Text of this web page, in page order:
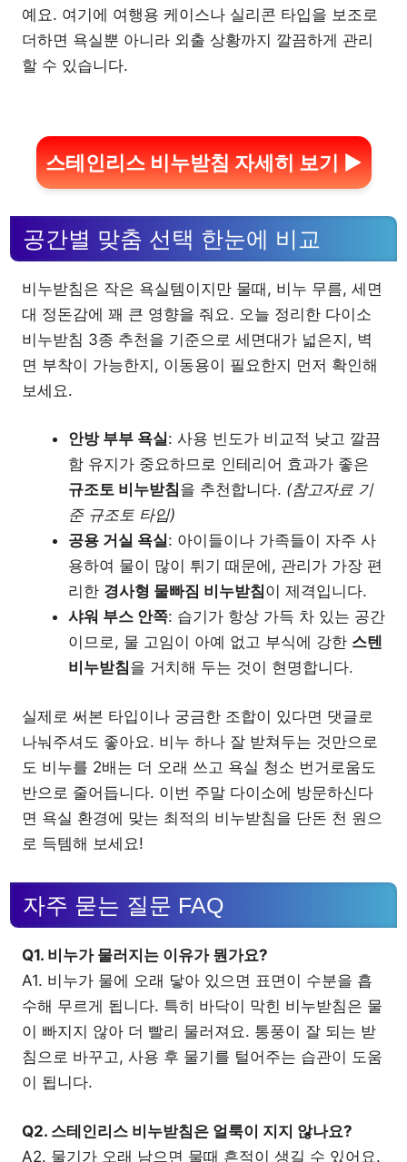
예요. 여기에 여행용 케이스나 실리콘 타입을 보조로
더하면 욕실뿐 아니라 외출 상황까지 깔끔하게 관리
할 수 있습니다.
스테인리스 비누받침 자세히 보기 ▶
공간별 맞춤 선택 한눈에 비교
비누받침은 작은 욕실템이지만 물때, 비누 무름, 세면
대 정돈감에 꽤 큰 영향을 줘요. 오늘 정리한 다이소
비누받침 3종 추천을 기준으로 세면대가 넓은지, 벽
면 부착이 가능한지, 이동용이 필요한지 먼저 확인해
보세요.
안방 부부 욕실: 사용 빈도가 비교적 낮고 깔끔
함 유지가 중요하므로 인테리어 효과가 좋은
규조토 비누받침을 추천합니다. (참고자료 기
준 규조토 타입)
공용 거실 욕실: 아이들이나 가족들이 자주 사
용하여 물이 많이 튀기 때문에, 관리가 가장 편
리한 경사형 물빠짐 비누받침이 제격입니다.
샤워 부스 안쪽: 습기가 항상 가득 차 있는 공간
이므로, 물 고임이 아예 없고 부식에 강한 스텐
비누받침을 거치해 두는 것이 현명합니다.
실제로 써본 타입이나 궁금한 조합이 있다면 댓글로
나눠주셔도 좋아요. 비누 하나 잘 받쳐두는 것만으로
도 비누를 2배는 더 오래 쓰고 욕실 청소 번거로움도
반으로 줄어듭니다. 이번 주말 다이소에 방문하신다
면 욕실 환경에 맞는 최적의 비누받침을 단돈 천 원으
로 득템해 보세요!
자주 묻는 질문 FAQ
Q1. 비누가 물러지는 이유가 뭔가요?
A1. 비누가 물에 오래 닿아 있으면 표면이 수분을 흡
수해 무르게 됩니다. 특히 바닥이 막힌 비누받침은 물
이 빠지지 않아 더 빨리 물러져요. 통풍이 잘 되는 받
침으로 바꾸고, 사용 후 물기를 털어주는 습관이 도움
이 됩니다.
Q2. 스테인리스 비누받침은 얼룩이 지지 않나요?
A2. 물기가 오래 남으면 물때 흔적이 생길 수 있어요.